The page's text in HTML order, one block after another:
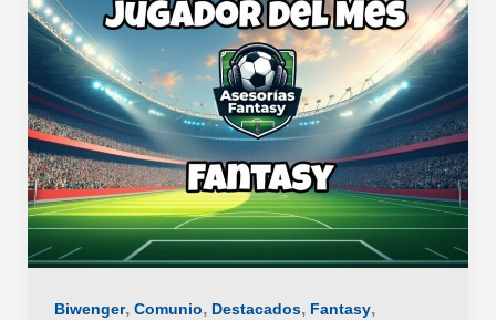
LaLiga
2026/27
en
clave
Fantasy
Biwenger, Comunio, Destacados, Fantasy,